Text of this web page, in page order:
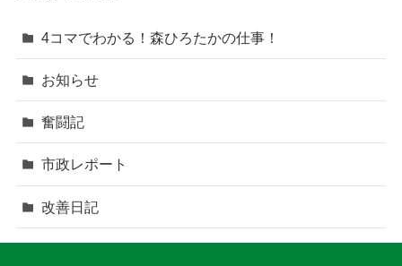
4コマでわかる！森ひろたかの仕事！
お知らせ
奮闘記
市政レポート
改善日記